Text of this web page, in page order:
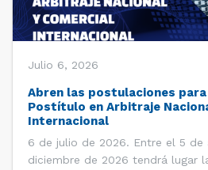
Julio 6, 2026
Abren las postulaciones
Postítulo en Arbitraje
Internacional
6 de julio de 2026. Entre el 5
diciembre de 2026 tendrá lugar